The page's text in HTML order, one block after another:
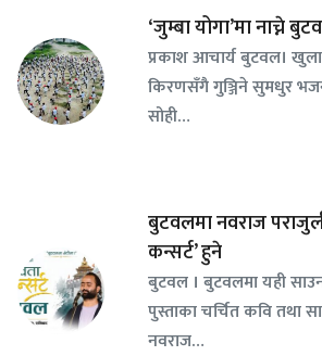
‘जुम्बा योगा’मा नाच्ने
प्रकाश आचार्य बुटवल।
किरणसँगै गुञ्जिने सुमधुर भजन
सोही…
बुटवलमा नवराज
कन्सर्ट’ हुने
बुटवल । बुटवलमा यही
पुस्ताका चर्चित कवि तथा
नवराज…